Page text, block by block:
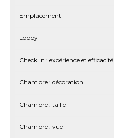
Emplacement
Lobby
Check In : expérience et efficacité
Chambre : décoration
Chambre : taille
Chambre : vue